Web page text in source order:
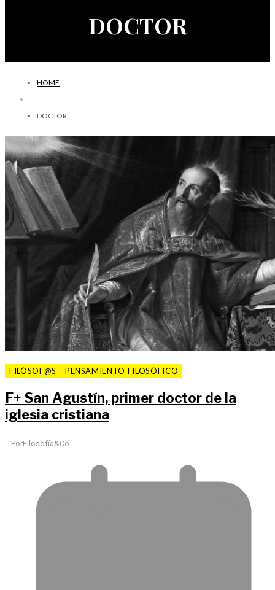
DOCTOR
HOME
DOCTOR
FILÓSOF@S PENSAMIENTO FILOSÓFICO
F+ San Agustín, primer doctor de la
iglesia cristiana
PorFilosofía&Co